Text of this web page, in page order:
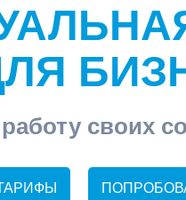
своих